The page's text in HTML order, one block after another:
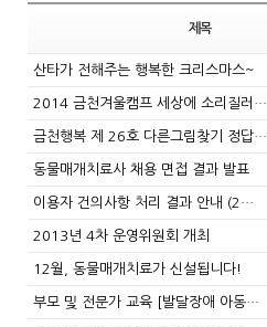
하위메뉴
제목
산타가 전해주는 행복한 크리스마스~
2014 금천겨울캠프 세상에 소리질러…
금천행복 제 26호 다른그림찾기 정답…
동물매개치료사 채용 면접 결과 발표
이용자 건의사항 처리 결과 안내 (2…
2013년 4차 운영위원회 개최
12월, 동물매개치료가 신설됩니다!
부모 및 전문가 교육 [발달장애 아동…